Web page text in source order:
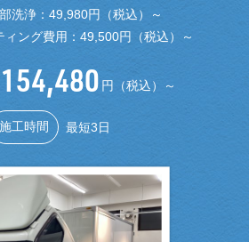
洗浄：49,980円（税込）～
ィング費用：49,500円（税込）～
154,480 円（税込）～
施工時間 最短3日